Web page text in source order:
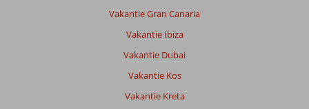
Vakantie Gran Canaria
Vakantie Ibiza
Vakantie Dubai
Vakantie Kos
Vakantie Kreta